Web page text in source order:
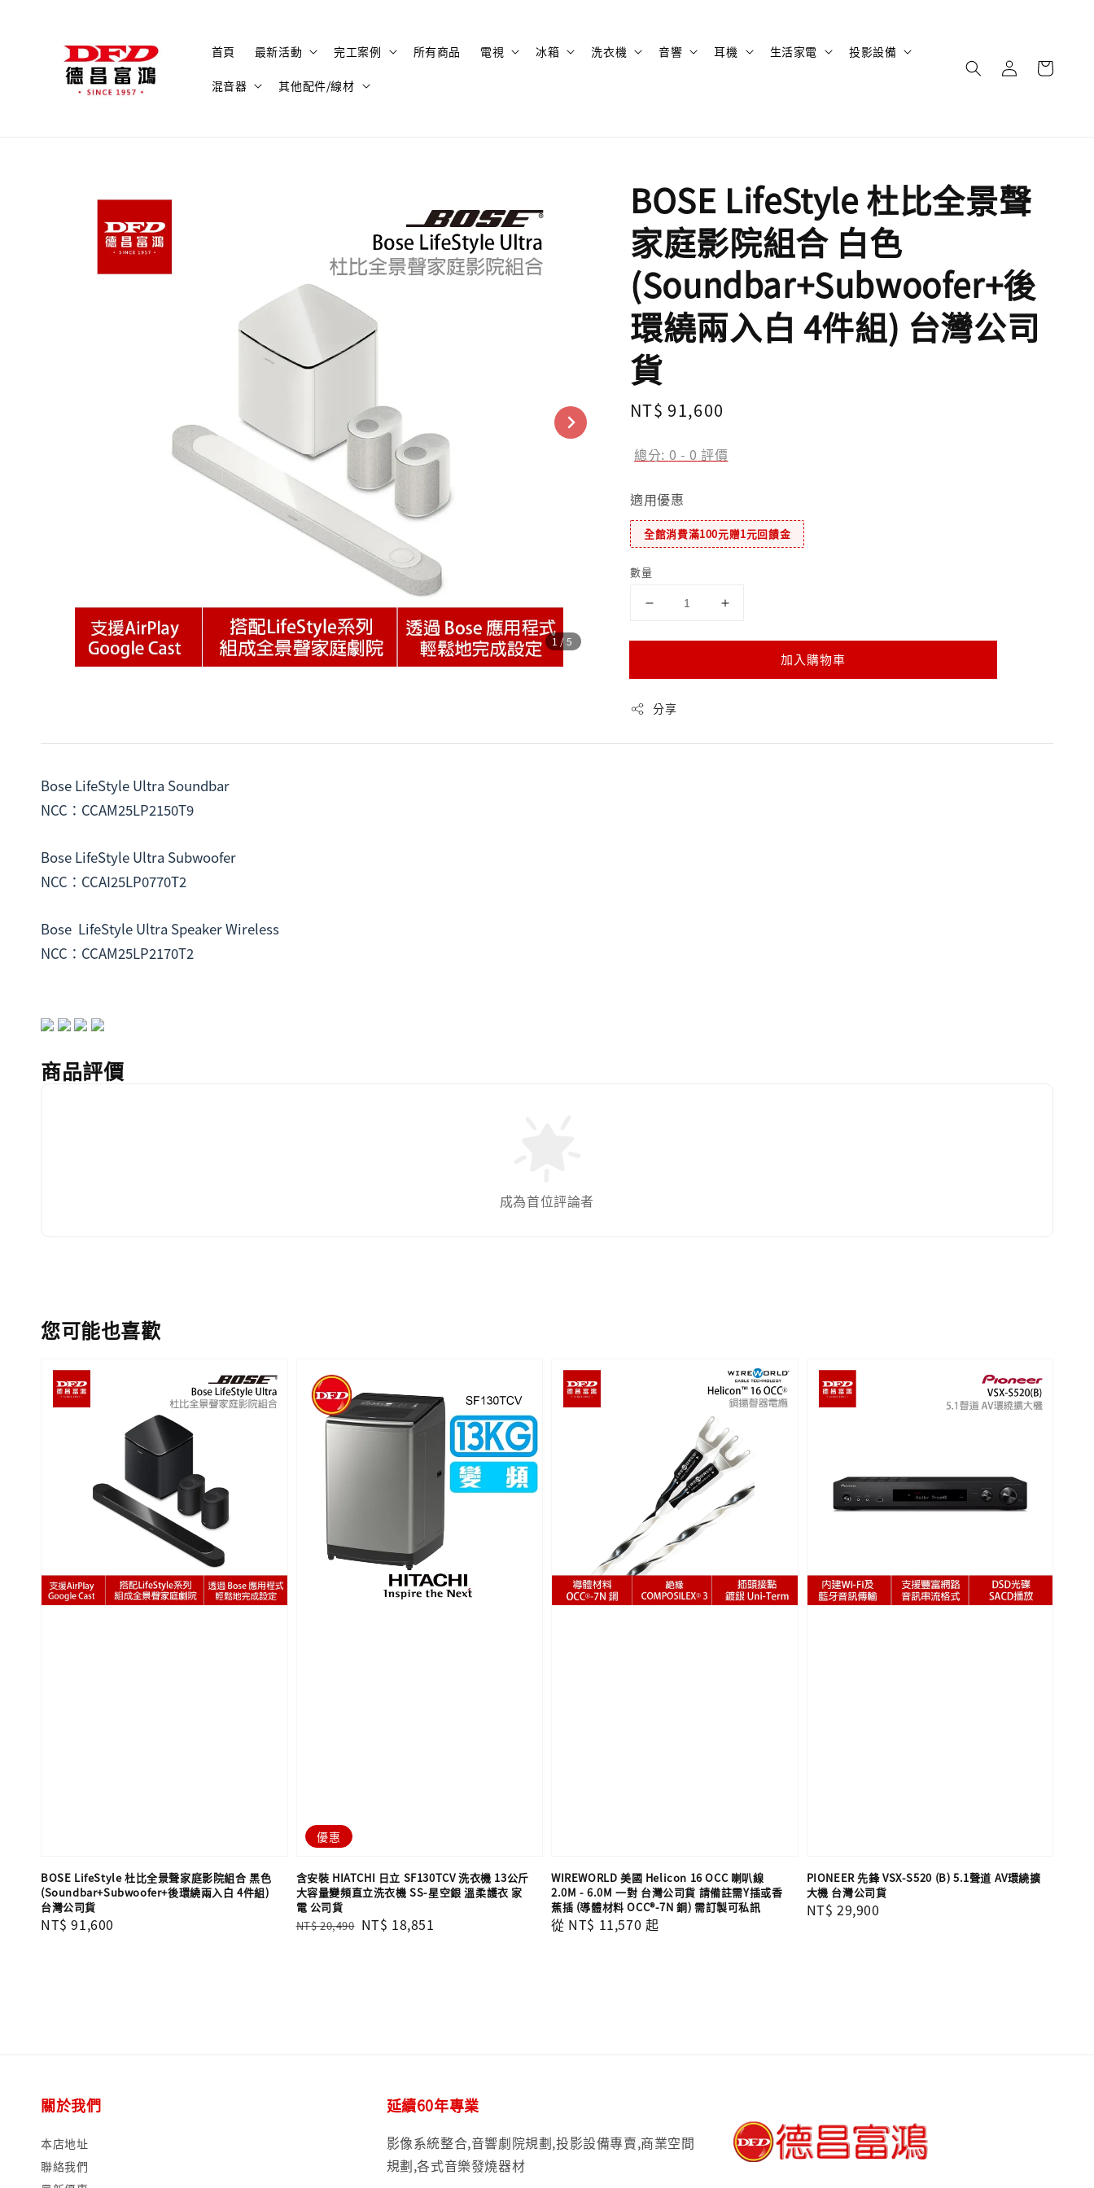
首頁 最新活動 完工案例 所有商品 電視 冰箱 洗衣機 音響 耳機 生活家電 投影設備
混音器 其他配件/線材
1 /5
BOSE LifeStyle 杜比全景聲
家庭影院組合 白色
(Soundbar+Subwoofer+後
環繞兩入白 4件組) 台灣公司
貨
Regular
NT$ 91,600
總分: 0 - 0 評價
適用優惠
全館消費滿100元贈1元回饋金
數量
加入購物車
分享
Bose LifeStyle Ultra Soundbar
NCC：CCAM25LP2150T9
Bose LifeStyle Ultra Subwoofer
NCC：CCAI25LP0770T2
Bose  LifeStyle Ultra Speaker Wireless
NCC：CCAM25LP2170T2
商品評價
成為首位評論者
您可能也喜歡
BOSE LifeStyle 杜比全景聲家庭影院組合 黑色
(Soundbar+Subwoofer+後環繞兩入白 4件組)
台灣公司貨
Regular
NT$ 91,600
優惠
含安裝 HIATCHI 日立 SF130TCV 洗衣機 13公斤
大容量變頻直立洗衣機 SS-星空銀 溫柔護衣 家
電 公司貨
Regular
NT$ 20,490 Sale
NT$ 18,851
WIREWORLD 美國 Helicon 16 OCC 喇叭線
2.0M - 6.0M 一對 台灣公司貨 請備註需Y插或香
蕉插 (導體材料 OCC®-7N 銅) 需訂製可私訊
Regular
從 NT$ 11,570 起
PIONEER 先鋒 VSX-S520 (B) 5.1聲道 AV環繞擴
大機 台灣公司貨
Regular
NT$ 29,900
關於我們
本店地址
聯絡我們
延續60年專業
影像系統整合,音響劇院規劃,投影設備專賣,商業空間
規劃,各式音樂發燒器材